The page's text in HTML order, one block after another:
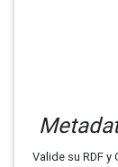
Valide su RDF y